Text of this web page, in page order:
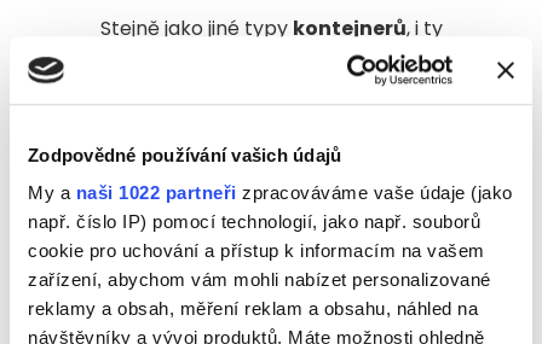
Zodpovědné používání vašich údajů
My a naši 1022 partneři zpracováváme vaše údaje (jako
např. číslo IP) pomocí technologií, jako např. souborů
cookie pro uchování a přístup k informacím na vašem
zařízení, abychom vám mohli nabízet personalizované
reklamy a obsah, měření reklam a obsahu, náhled na
návštěvníky a vývoj produktů. Máte možnosti ohledně
Stejně jako jiné typy kontejnerů, i ty
Multicar, vyrobíme přímo na míru
poradíme
cenu.Dodávka kontejneruaž na váš technický
dvůr je samozřejmostí.
Poptat kontejner Multicar